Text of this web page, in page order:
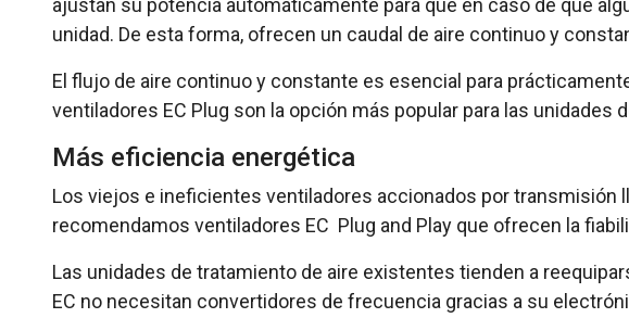
unidad. De esta forma, ofrecen un caudal de aire continuo y
El flujo de aire continuo y constante es esencial para
ventiladores EC Plug son la opción más popular para las unidades
Más eficiencia energética
Los viejos e ineficientes ventiladores accionados por transmisión
recomendamos ventiladores EC Plug and Play que ofrecen la
Las unidades de tratamiento de aire existentes tienden a
EC no necesitan convertidores de frecuencia gracias a su